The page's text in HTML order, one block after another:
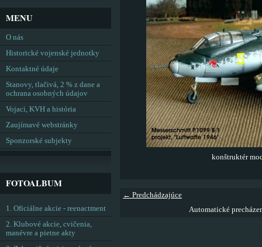
konštruktér
← Predchádzajúce
Automatické
MENU
O nás
Historické vojenské jednotky
Kontaktné údaje
Stanovy, tlačivá, 2 % z dane a
ochrana osobných údajov
Vojaci, KVH a história
Zaujímavé webstránky
Sponzorské subjekty
FOTOALBUM
1. Oficiálne akcie - reenactment
2. Klubové akcie, cvičenia,
manévre a pietne akty